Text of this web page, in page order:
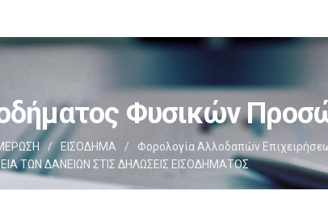
Φυσικών
/ ΕΙΣΟΔΗΜΑ / Φορολογία Αλλοδαπών
ΤΩΝ ΔΑΝΕΙΩΝ ΣΤΙΣ ΔΗΛΩΣΕΙΣ ΕΙΣΟΔΗΜΑΤΟΣ